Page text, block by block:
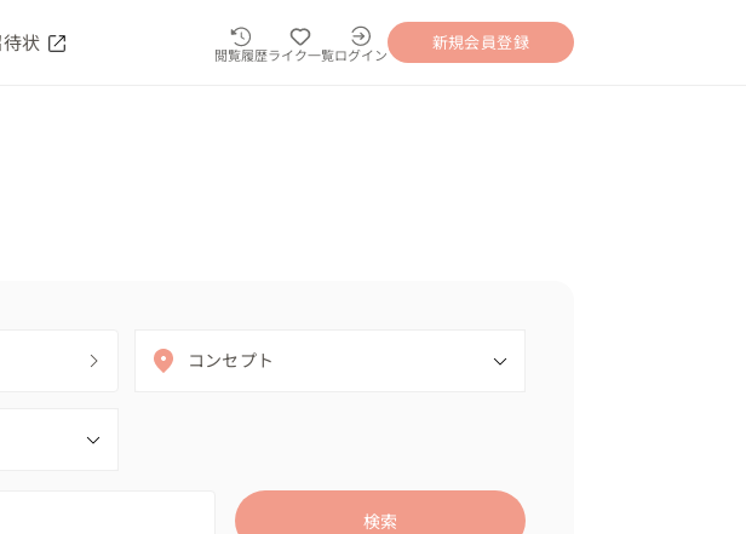
状 閲覧履歴ライク一覧ログイン
新規会員登録
検索